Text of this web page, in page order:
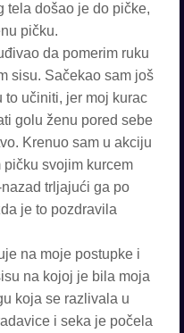
tela došao je do pičke,
pičku.
da pomerim ruku
sisu. Sačekao sam još
to učiniti, jer moj kurac
golu ženu pored sebe
Krenuo sam u akciju
svojim kurcem
trljajući ga po
je to pozdravila
na moje postupke i
na kojoj je bila moja
koja se razlivala u
i seka je počela